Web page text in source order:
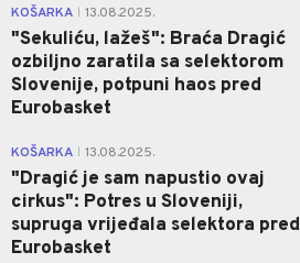
KOŠARKA 13.08.2025.
"Sekuliću, lažeš": Braća Dragić
ozbiljno zaratila sa selektorom
Slovenije, potpuni haos pred
Eurobasket
KOŠARKA 13.08.2025.
"Dragić je sam napustio ovaj
cirkus": Potres u Sloveniji,
supruga vrijeđala selektora pred
Eurobasket